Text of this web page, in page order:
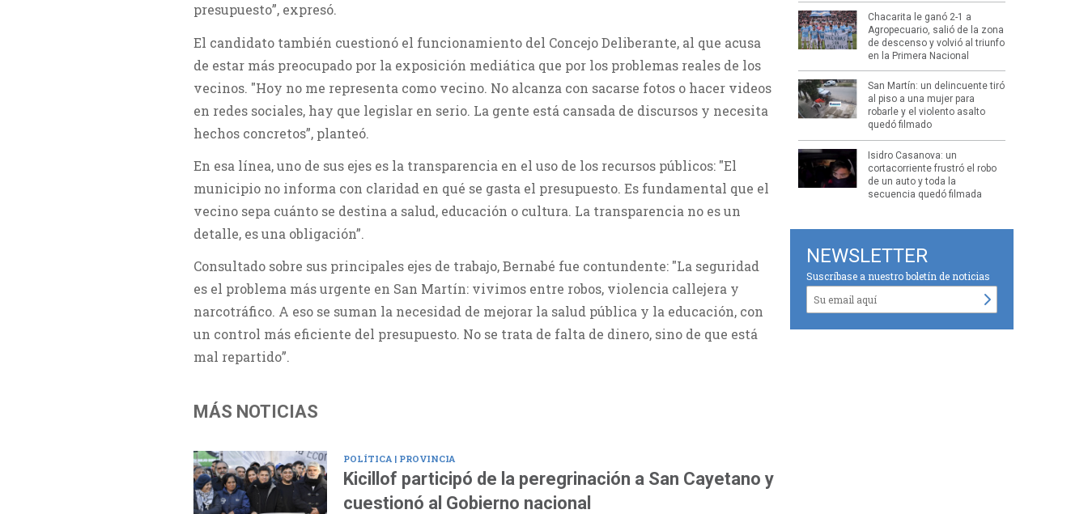
presupuesto”, expresó.
El candidato también cuestionó el funcionamiento del Concejo Deliberante, al que acusa
de estar más preocupado por la exposición mediática que por los problemas reales de los
vecinos. "Hoy no me representa como vecino. No alcanza con sacarse fotos o hacer videos
en redes sociales, hay que legislar en serio. La gente está cansada de discursos y necesita
hechos concretos”, planteó.
En esa línea, uno de sus ejes es la transparencia en el uso de los recursos públicos: "El
municipio no informa con claridad en qué se gasta el presupuesto. Es fundamental que el
vecino sepa cuánto se destina a salud, educación o cultura. La transparencia no es un
detalle, es una obligación”.
Consultado sobre sus principales ejes de trabajo, Bernabé fue contundente: "La seguridad
es el problema más urgente en San Martín: vivimos entre robos, violencia callejera y
narcotráfico. A eso se suman la necesidad de mejorar la salud pública y la educación, con
un control más eficiente del presupuesto. No se trata de falta de dinero, sino de que está
mal repartido”.
MÁS NOTICIAS
POLÍTICA | PROVINCIA
Kicillof participó de la peregrinación a San Cayetano y
cuestionó al Gobierno nacional
Chacarita le ganó 2-1 a
Agropecuario, salió de la zona
de descenso y volvió al triunfo
en la Primera Nacional
San Martín: un delincuente tiró
al piso a una mujer para
robarle y el violento asalto
quedó filmado
Isidro Casanova: un
cortacorriente frustró el robo
de un auto y toda la
secuencia quedó filmada
NEWSLETTER
Suscríbase a nuestro boletín de noticias